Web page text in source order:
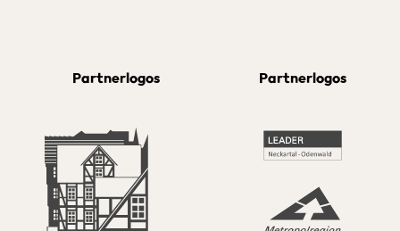
Partnerlogos Partnerlogos